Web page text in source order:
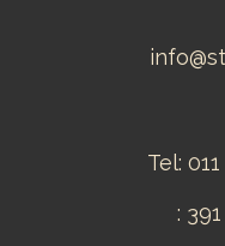
Tel:
: 391